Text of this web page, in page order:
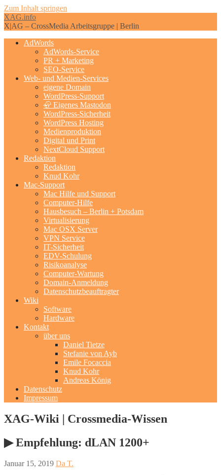
Zum Inhalt springen
XAG.info
X|AG – CrossMedia Arbeitsgruppe | Berlin
AdWords
AdWords-Service
PR + Marketing
SEO-Service
Web- und Medien-Services
eigene Domain
WordPress-Support
🦣 Eigenes Mastodon
WordPress-Sicherheit
WordPress Hosting
Medienproduktion
Digital und Print
NextCloud Support
Redaktion
Redaktion
Knud Kohr
Mac-Support
Mac Hilfe und Support
Computer-Hilfe
Hausbesuch – Berlin + Potsdam
Virtualisierung
Mac OSX Server
VPN Service
IT-Sicherheit
EDV-Schulung
Risikoanalyse
Computer-Wartung
Domain-Anmeldung
Datenschutzbeauftragter
Wiki
Software
Hardware
Kontakt
über uns
Daniel Tietze
Stefanie von Ayb
Emile Focaccia
Knud Kohr
Andreas König
Datenschutz
Impressum
XAG-Wiki | Crossmedia-Wissen
▶︎ Empfehlung: dLAN 1200+
Januar 15, 2019 Da T.